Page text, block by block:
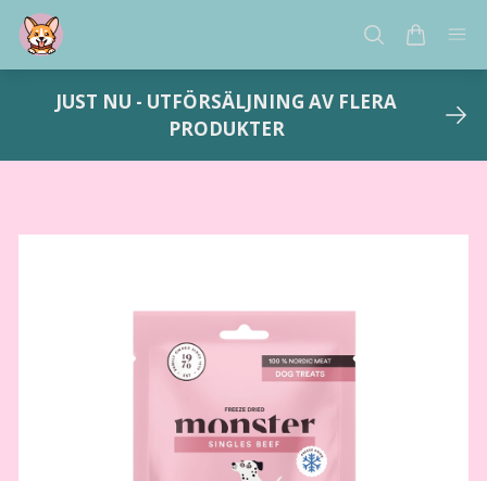
JUST NU - UTFÖRSÄLJNING AV FLERA
PRODUKTER